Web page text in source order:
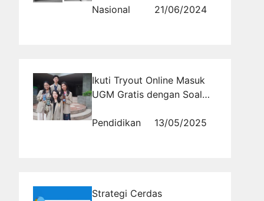
Nasional
21/06/2024
Ikuti Tryout Online Masuk
UGM Gratis dengan Soal
Pendidikan
13/05/2025
Strategi Cerdas